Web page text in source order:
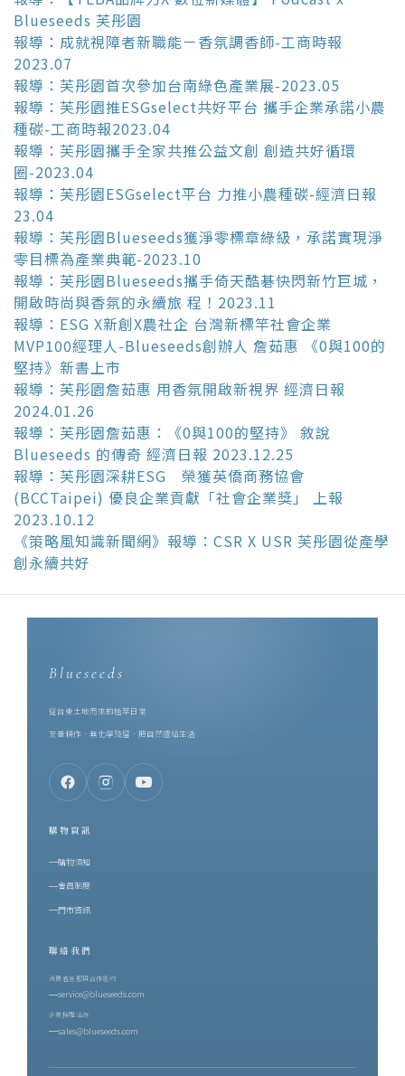
Blueseeds 芙彤園
報導：成就視障者新職能－香氛調香師-工商時報
2023.07
報導：芙彤園首次參加台南綠色產業展-2023.05
報導：芙彤園推ESGselect共好平台 攜手企業承諾小農
種碳-工商時報2023.04
報導：芙彤園攜手全家共推公益文創 創造共好循環
圈-2023.04
報導：芙彤園ESGselect平台 力推小農種碳-經濟日報
23.04
報導：芙彤園Blueseeds獲淨零標章綠級，承諾實現淨
零目標為產業典範-2023.10
報導：芙彤園Blueseeds攜手倚天酷碁快閃新竹巨城，
開啟時尚與香氛的永續旅 程！2023.11
報導：ESG X新創X農社企 台灣新標竿社會企業
MVP100經理人-Blueseeds創辦人 詹茹惠 《0與100的
堅持》新書上市
報導：芙彤園詹茹惠 用香氛開啟新視界 經濟日報
2024.01.26
報導：芙彤園詹茹惠：《0與100的堅持》 敘說
Blueseeds 的傳奇 經濟日報 2023.12.25
報導：芙彤園深耕ESG 榮獲英僑商務協會
(BCCTaipei) 優良企業貢獻「社會企業獎」 上報
2023.10.12
《策略風知識新聞網》報導：CSR X USR 芙彤園從產學
創永續共好
Blueseeds
從台東土地而來的植萃日常
友善耕作．無化學殘留．把自然還給生活
購物資訊
購物須知
會員制度
門市資訊
聯絡我們
消費者客服與合作邀約
service@blueseeds.com
企業採購洽詢
sales@blueseeds.com